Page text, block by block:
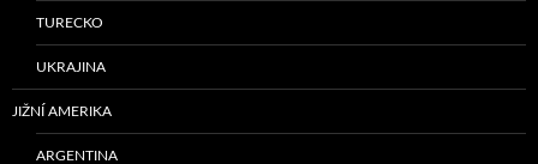
TURECKO
UKRAJINA
JIŽNÍ AMERIKA
ARGENTINA